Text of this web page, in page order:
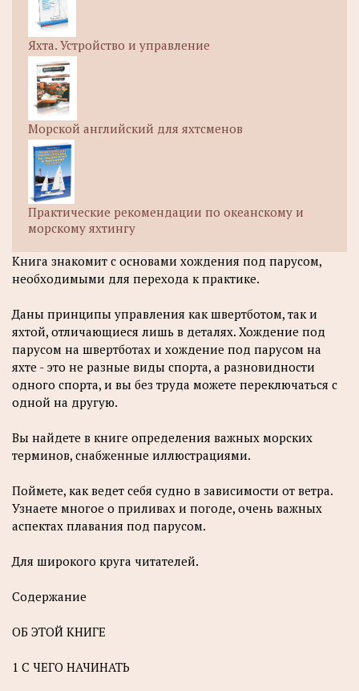
Яхта. Устройство и управление
Морской английский для яхтсменов
Практические рекомендации по океанскому и
морскому яхтингу
Книга знакомит с основами хождения под парусом,
необходимыми для перехода к практике.
Даны принципы управления как швертботом, так и
яхтой, отличающиеся лишь в деталях. Хождение под
парусом на швертботах и хождение под парусом на
яхте - это не разные виды спорта, а разновидности
одного спорта, и вы без труда можете переключаться с
одной на другую.
Вы найдете в книге определения важных морских
терминов, снабженные иллюстрациями.
Поймете, как ведет себя судно в зависимости от ветра.
Узнаете многое о приливах и погоде, очень важных
аспектах плавания под парусом.
Для широкого круга читателей.
Содержание
ОБ ЭТОЙ КНИГЕ
1 С ЧЕГО НАЧИНАТЬ